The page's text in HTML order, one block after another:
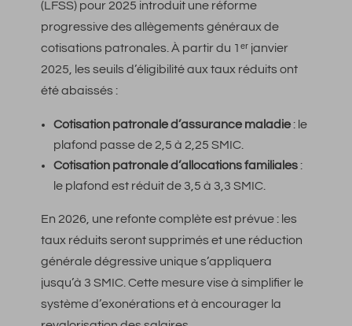
(LFSS) pour 2025 introduit une réforme
progressive des allègements généraux de
cotisations patronales. À partir du 1ᵉʳ janvier
2025, les seuils d’éligibilité aux taux réduits ont
été abaissés :
Cotisation patronale d’assurance maladie : le
plafond passe de 2,5 à 2,25 SMIC.
Cotisation patronale d’allocations familiales :
le plafond est réduit de 3,5 à 3,3 SMIC.
En 2026, une refonte complète est prévue : les
taux réduits seront supprimés et une réduction
générale dégressive unique s’appliquera
jusqu’à 3 SMIC. Cette mesure vise à simplifier le
système d’exonérations et à encourager la